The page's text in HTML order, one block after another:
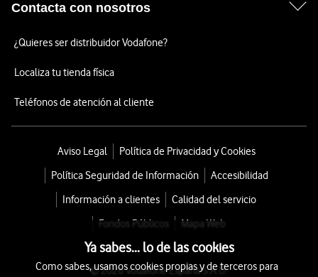
Contacta con nosotros
¿Quieres ser distribuidor Vodafone?
Localiza tu tienda física
Teléfonos de atención al cliente
Aviso Legal
Política de Privacidad y Cookies
Política Seguridad de Información
Accesibilidad
Información a clientes
Calidad del servicio
Fondos Públicos
Mapa Web
© 2026 Vodafone España S.A.U.
Ya sabes... lo de las cookies
Como sabes, usamos cookies propias y de terceros para